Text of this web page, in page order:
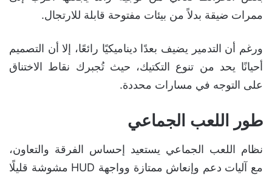
ممرات ضيقة بدلاً من بيئات مفتوحة قابلة للارتجال.
ورغم أن التدمير يضيف بعدًا ديناميكيًا رائعًا، إلا أن التصميم
أحيانًا يحد من تنوع التكتيك، حيث تُجبرك نقاط الاختناق
على التوجه في مسارات محددة.
طور اللعب الجماعي
نظام اللعب الجماعي يستعيد إحساس الفرقة والتعاون،
مع آليات دعم وإنعاش ممتازة وواجهة HUD مشوشة قليلًا